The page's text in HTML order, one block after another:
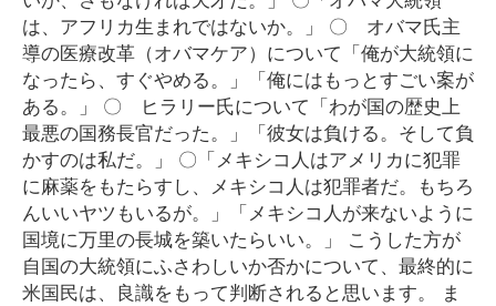
は、アフリカ生まれではないか。」 〇 オバマ氏主
導の医療改革（オバマケア）について「俺が大統領に
なったら、すぐやめる。」「俺にはもっとすごい案が
ある。」 〇 ヒラリー氏について「わが国の歴史上
最悪の国務長官だった。」「彼女は負ける。そして負
かすのは私だ。」 〇「メキシコ人はアメリカに犯罪
に麻薬をもたらすし、メキシコ人は犯罪者だ。もちろ
んいいヤツもいるが。」「メキシコ人が来ないように
国境に万里の長城を築いたらいい。」 こうした方が
自国の大統領にふさわしいか否かについて、最終的に
米国民は、良識をもって判断されると思います。 ま